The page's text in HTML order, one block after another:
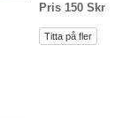
Pris 150 Skr
Titta på fler